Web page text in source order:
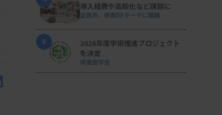
導入経費や高齢化など課題に
全医共、検査DXテーマに議論
5
2026年度学術推進プロジェクト
を決定
検査医学会